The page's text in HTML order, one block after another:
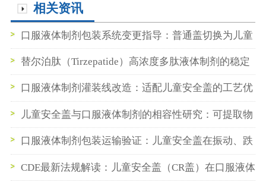
相关资讯
口服液体制剂包装系统变更指导：普通盖切换为儿童
安全盖的申报路径与药学桥接研究
替尔泊肽（Tirzepatide）高浓度多肽液体制剂的稳定
性开发与灌装挑战
口服液体制剂灌装线改造：适配儿童安全盖的工艺优
化与设备选型
儿童安全盖与口服液体制剂的相容性研究：可提取物
与浸出物评估要点
口服液体制剂包装运输验证：儿童安全盖在振动、跌
落测试中的性能表现
CDE最新法规解读：儿童安全盖（CR盖）在口服液体